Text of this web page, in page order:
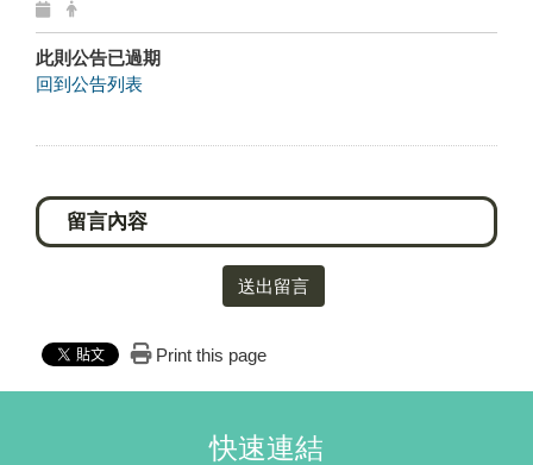
此則公告已過期
回到公告列表
送出留言
Print this page
快速連結